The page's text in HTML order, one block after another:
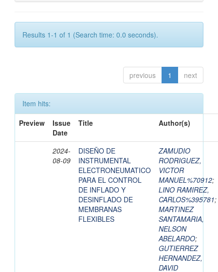
Results 1-1 of 1 (Search time: 0.0 seconds).
previous 1 next
Item hits:
Preview
Issue
Date
Title Author(s)
2024-
08-09
DISEÑO DE
INSTRUMENTAL
ELECTRONEUMATICO
PARA EL CONTROL
DE INFLADO Y
DESINFLADO DE
MEMBRANAS
FLEXIBLES
ZAMUDIO
RODRIGUEZ,
VICTOR
MANUEL%70912;
LINO RAMIREZ,
CARLOS%395781;
MARTINEZ
SANTAMARIA,
NELSON
ABELARDO;
GUTIERREZ
HERNANDEZ,
DAVID